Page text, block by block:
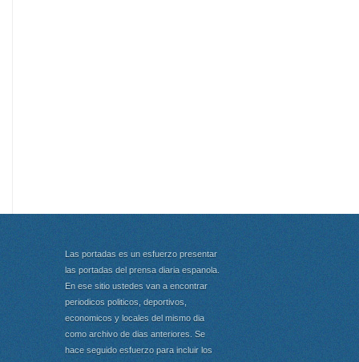
Las portadas es un esfuerzo presentar
las portadas del prensa diaria espanola.
En ese sitio ustedes van a encontrar
periodicos politicos, deportivos,
economicos y locales del mismo dia
como archivo de dias anteriores. Se
hace seguido esfuerzo para incluir los